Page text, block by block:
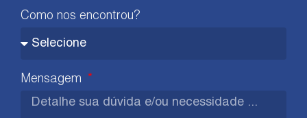
Como nos encontrou?
Mensagem